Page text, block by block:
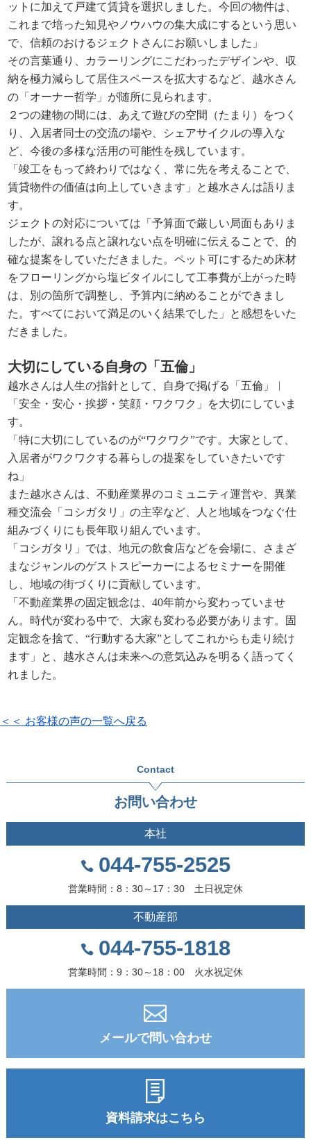
ットに加えて戸建て賃貸を選択しました。今回の物件は、
これまで培った知見やノウハウの集大成にするという思い
で、信頼のおけるジェクトさんにお願いしました」
その言葉通り、カラーリングにこだわったデザインや、収
納を極力減らして居住スペースを拡大するなど、越水さん
の「オーナー哲学」が随所に見られます。
２つの建物の間には、あえて遊びの空間（たまり）をつく
り、入居者同士の交流の場や、シェアサイクルの導入な
ど、今後の多様な活用の可能性を残しています。
「竣工をもって終わりではなく、常に先を考えることで、
賃貸物件の価値は向上していきます」と越水さんは語りま
す。
ジェクトの対応については「予算面で厳しい局面もありま
したが、譲れる点と譲れない点を明確に伝えることで、的
確な提案をしていただきました。ペット可にするため床材
をフローリングから塩ビタイルにして工事費が上がった時
は、別の箇所で調整し、予算内に納めることができまし
た。すべてにおいて満足のいく結果でした」と感想をいた
だきました。
大切にしている自身の「五倫」
越水さんは人生の指針として、自身で掲げる「五倫」︱
「安全・安心・挨拶・笑顔・ワクワク」を大切にしていま
す。
「特に大切にしているのが“ワクワク”です。大家として、
入居者がワクワクする暮らしの提案をしていきたいです
ね」
また越水さんは、不動産業界のコミュニティ運営や、異業
種交流会「コシガタリ」の主宰など、人と地域をつなぐ仕
組みづくりにも長年取り組んでいます。
「コシガタリ」では、地元の飲食店などを会場に、さまざ
まなジャンルのゲストスピーカーによるセミナーを開催
し、地域の街づくりに貢献しています。
「不動産業界の固定観念は、40年前から変わっていませ
ん。時代が変わる中で、大家も変わる必要があります。固
定観念を捨て、“行動する大家”としてこれからも走り続け
ます」と、越水さんは未来への意気込みを明るく語ってく
れました。
＜＜ お客様の声の一覧へ戻る
Contact
お問い合わせ
本社
044-755-2525
営業時間：8：30～17：30 土日祝定休
不動産部
044-755-1818
営業時間：9：30～18：00 火水祝定休
メールで問い合わせ
資料請求はこちら